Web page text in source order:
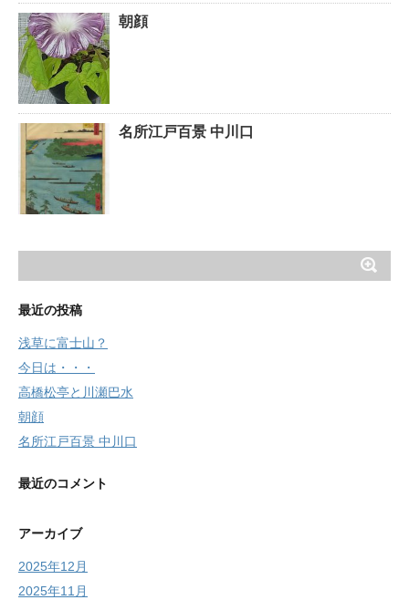
朝顔
名所江戸百景 中川口
最近の投稿
浅草に富士山？
今日は・・・
高橋松亭と川瀬巴水
朝顔
名所江戸百景 中川口
最近のコメント
アーカイブ
2025年12月
2025年11月